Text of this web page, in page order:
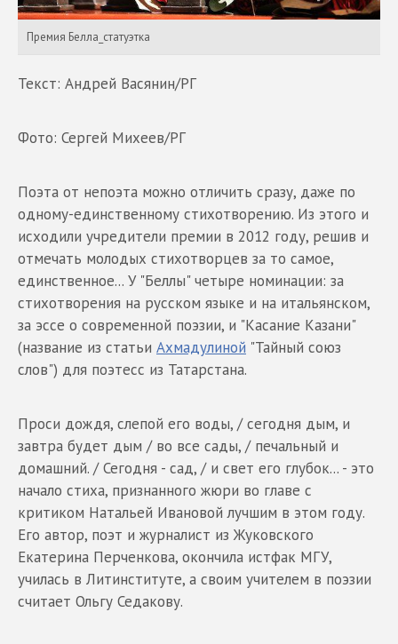
Премия Белла_статуэтка
Текст: Андрей Васянин/РГ
Фото: Сергей Михеев/РГ
Поэта от непоэта можно отличить сразу, даже по
одному-единственному стихотворению. Из этого и
исходили учредители премии в 2012 году, решив и
отмечать молодых стихотворцев за то самое,
единственное... У "Беллы" четыре номинации: за
стихотворения на русском языке и на итальянском,
за эссе о современной поэзии, и "Касание Казани"
(название из статьи Ахмадулиной "Тайный союз
слов") для поэтесс из Татарстана.
Проси дождя, слепой его воды, / сегодня дым, и
завтра будет дым / во все сады, / печальный и
домашний. / Сегодня - сад, / и свет его глубок... - это
начало стиха, признанного жюри во главе с
критиком Натальей Ивановой лучшим в этом году.
Его автор, поэт и журналист из Жуковского
Екатерина Перченкова, окончила истфак МГУ,
училась в Литинституте, а своим учителем в поэзии
считает Ольгу Седакову.